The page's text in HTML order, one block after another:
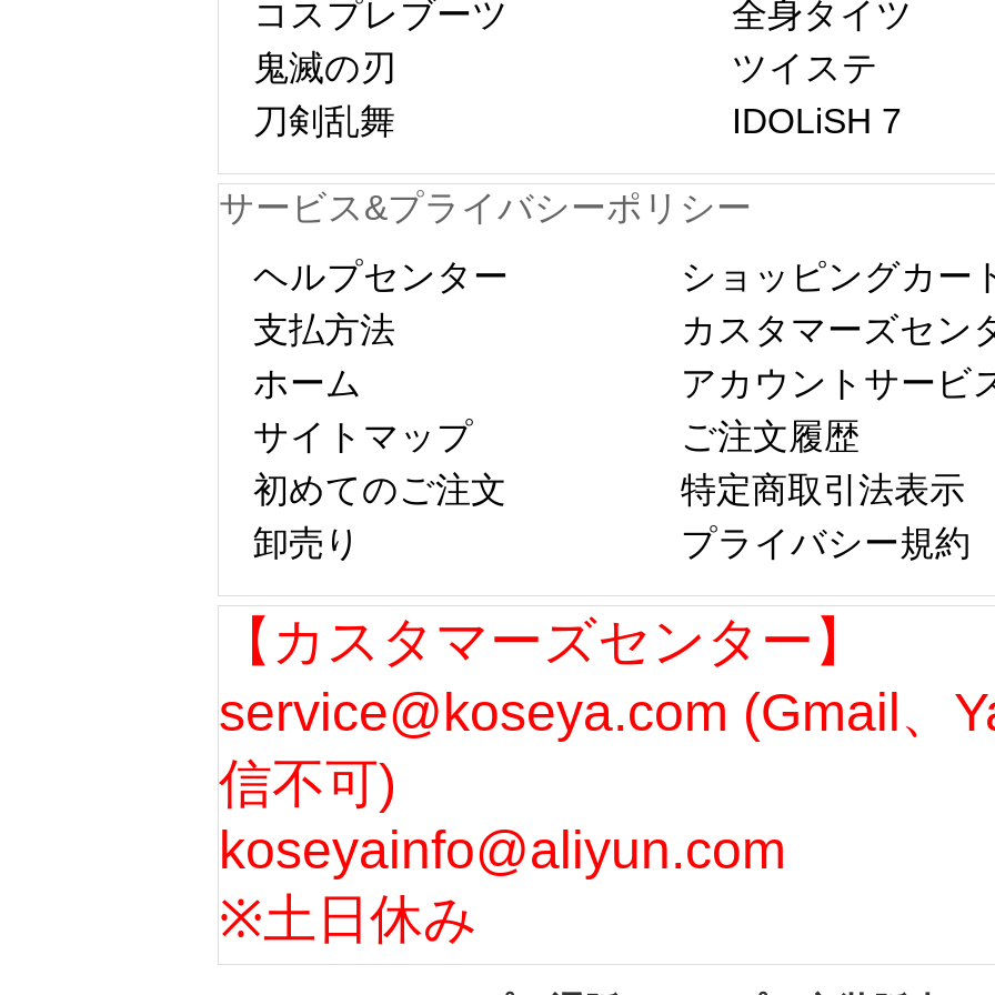
コスプレブーツ
全身タイツ
鬼滅の刃
ツイステ
刀剣乱舞
IDOLiSH 7
サービス&プライバシーポリシー
ヘルプセンター
ショッピングカー
支払方法
カスタマーズセン
ホーム
アカウントサービ
サイトマップ
ご注文履歴
初めてのご注文
特定商取引法表示
卸売り
プライバシー規約
【カスタマーズセンター】
service@koseya.com (Gmail、
信不可)
koseyainfo@aliyun.com
※土日休み